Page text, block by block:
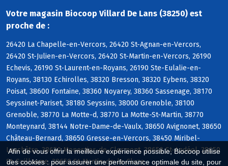
Afin de vous offrir la meilleure expérience possible, Biocoop utilise
des cookies : pour assurer une performance optimale du site, pour
Votre magasin Biocoop Villard De Lans (38250) est
proche de :
26420 La Chapelle-en-Vercors, 26420 St-Agnan-en-Vercors,
26420 St-Julien-en-Vercors, 26420 St-Martin-en-Vercors, 26190
Echevis, 26190 St-Laurent-en-Royans, 26190 Ste-Eulalie-en-
Royans, 38130 Echirolles, 38320 Bresson, 38320 Eybens, 38320
Poisat, 38600 Fontaine, 38360 Noyarey, 38360 Sassenage, 38170
Seyssinet-Pariset, 38180 Seyssins, 38000 Grenoble, 38100
Grenoble, 38770 La Motte-d, 38770 La Motte-St-Martin, 38770
Monteynard, 38144 Notre-Dame-de-Vaulx, 38650 Avignonet, 38650
Château-Bernard, 38650 Gresse-en-Vercors, 38450 Miribel-
Lanchâtre, 38650 Monestier-de-Clermont, 38650 St-Andéol, 38650
St-Guillaume, 38650 St-Martin-de-la-Cluze